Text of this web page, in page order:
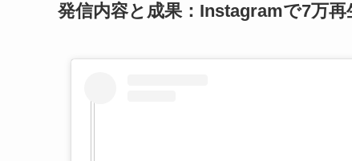
発信内容と成果：Instagramで7万再